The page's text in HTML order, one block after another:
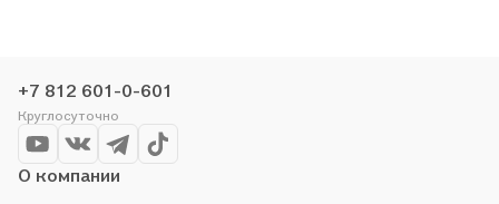
Оставайтесь с нами, чтобы не упустить выгоду!
+7 812 601-0-601
Круглосуточно
О компании